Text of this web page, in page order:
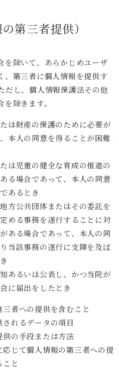
第三者提供）
を除いて、あらかじめユーザ
、第三者に個人情報を提供す
だし、個人情報保護法その他
除きます。
は財産の保護のために必要が
本人の同意を得ることが困難
は児童の健全な育成の推進の
る場合であって、本人の同意
あるとき
方公共団体またはその委託を
める事務を遂行することに対
ある場合であって、本人の同
当該事務の遂行に支障を及ぼ
あるいは公表し、かつ当院が
に届出をしたとき
者への提供を含むこと
れるデータの項目
供の手段または方法
応じて個人情報の第三者への提
と